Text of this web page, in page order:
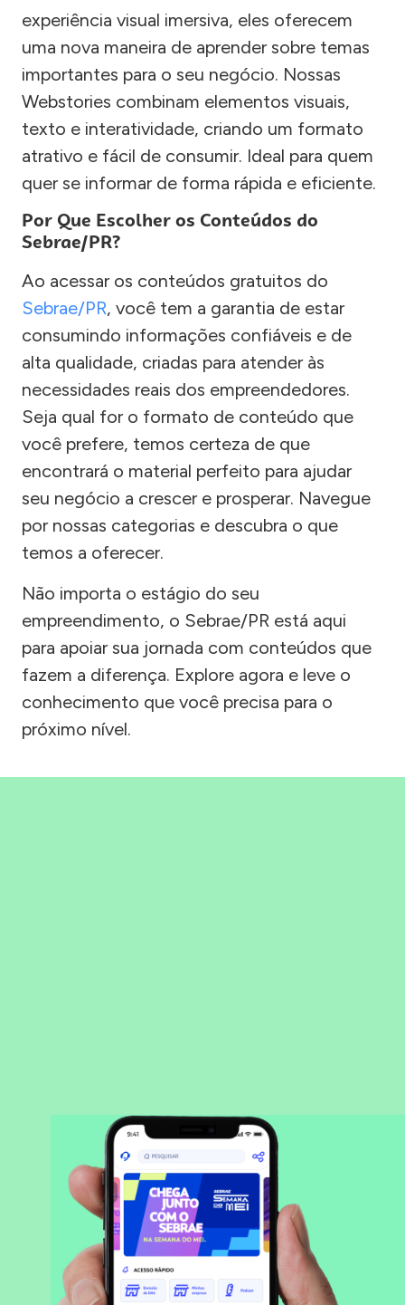
experiência visual imersiva, eles oferecem
uma nova maneira de aprender sobre temas
importantes para o seu negócio. Nossas
Webstories combinam elementos visuais,
texto e interatividade, criando um formato
atrativo e fácil de consumir. Ideal para quem
quer se informar de forma rápida e eficiente.
Por Que Escolher os Conteúdos do
Sebrae/PR?
Ao acessar os conteúdos gratuitos do
Sebrae/PR, você tem a garantia de estar
consumindo informações confiáveis e de
alta qualidade, criadas para atender às
necessidades reais dos empreendedores.
Seja qual for o formato de conteúdo que
você prefere, temos certeza de que
encontrará o material perfeito para ajudar
seu negócio a crescer e prosperar. Navegue
por nossas categorias e descubra o que
temos a oferecer.
Não importa o estágio do seu
empreendimento, o Sebrae/PR está aqui
para apoiar sua jornada com conteúdos que
fazem a diferença. Explore agora e leve o
conhecimento que você precisa para o
próximo nível.